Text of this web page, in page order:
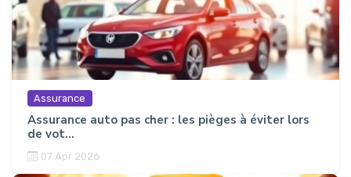
Assurance
Assurance auto pas cher : les pièges à éviter lors
de vot...
07 Apr 2026